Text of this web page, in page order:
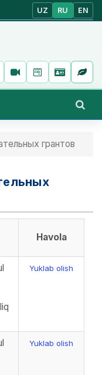
UZ RU EN
грантов
Havola
Yuklab olish
Yuklab olish